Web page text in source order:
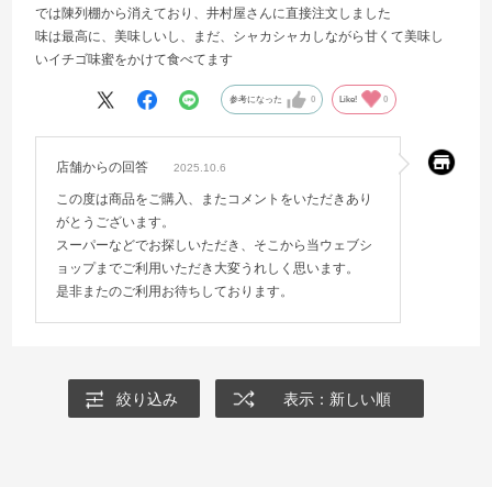
では陳列棚から消えており、井村屋さんに直接注文しました
味は最高に、美味しいし、まだ、シャカシャカしながら甘くて美味し
いイチゴ味蜜をかけて食べてます
参考になった 0 Like! 0
店舗からの回答 2025.10.6
この度は商品をご購入、またコメントをいただきあり
がとうございます。
スーパーなどでお探しいただき、そこから当ウェブシ
ョップまでご利用いただき大変うれしく思います。
是非またのご利用お待ちしております。
絞り込み 表示：新しい順